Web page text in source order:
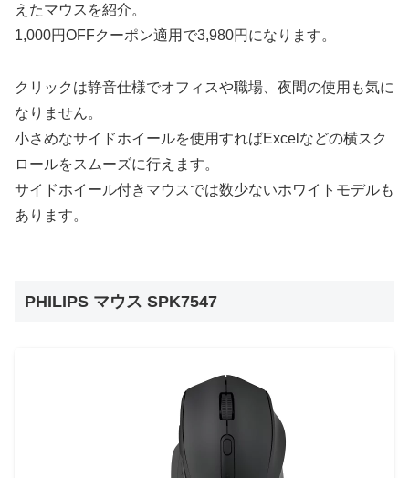
えたマウスを紹介。
1,000円OFFクーポン適用で3,980円になります。
クリックは静音仕様でオフィスや職場、夜間の使用も気に
なりません。
小さめなサイドホイールを使用すればExcelなどの横スク
ロールをスムーズに行えます。
サイドホイール付きマウスでは数少ないホワイトモデルも
あります。
PHILIPS マウス SPK7547